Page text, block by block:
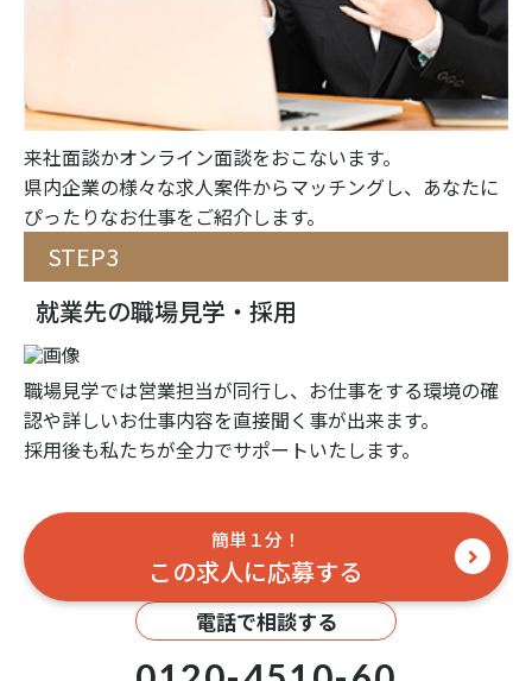
来社面談かオンライン面談をおこないます。
県内企業の様々な求人案件からマッチングし、あなたに
ぴったりなお仕事をご紹介します。
STEP3
就業先の職場見学・採用
職場見学では営業担当が同行し、お仕事をする環境の確
認や詳しいお仕事内容を直接聞く事が出来ます。
採用後も私たちが全力でサポートいたします。
簡単１分！
この求人に応募する
電話で相談する